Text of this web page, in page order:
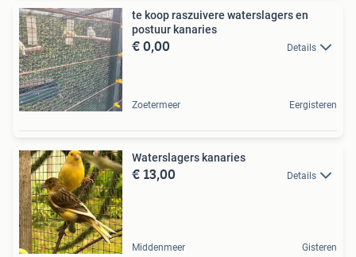
te koop raszuivere waterslagers en
postuur kanaries
€ 0,00 Details
Zoetermeer Eergisteren
Waterslagers kanaries
€ 13,00 Details
Middenmeer Gisteren